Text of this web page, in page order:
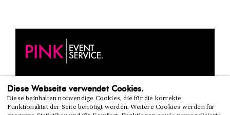
76327 PFINZTAL
TEL. 07240. 600 874
INFO@PINK-ES.DE
Diese Webseite verwendet Cookies.
Diese beinhalten notwendige Cookies, die für die korrekte
Funktionalität der Seite benötigt werden. Weitere Cookies werden für